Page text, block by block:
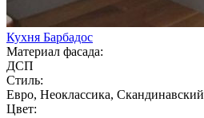
Кухня Барбадос
Материал фасада:
ДСП
Стиль:
Евро, Неоклассика, Скандинавский
Цвет: